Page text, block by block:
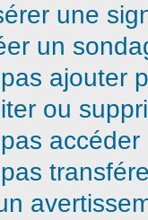
une
un
ajouter
ou